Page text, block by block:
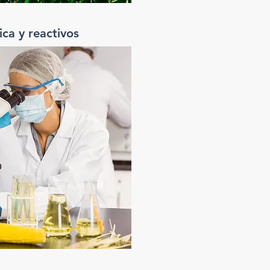
y reactivos